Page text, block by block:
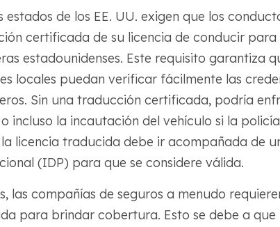
estados de los EE. UU. exigen que los
certificada de su licencia de conducir para
estadounidenses. Este requisito garantiza
locales puedan verificar fácilmente las
Sin una traducción certificada, podría
incluso la incautación del vehículo si la
la licencia traducida debe ir acompañada de
(IDP) para que se considere válida.
las compañías de seguros a menudo
para brindar cobertura. Esto se debe a